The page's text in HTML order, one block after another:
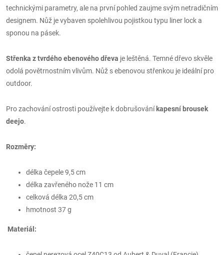
technickými parametry, ale na první pohled zaujme svým netradičním
designem. Nůž je vybaven spolehlivou pojistkou typu liner lock a
sponou na pásek.
Střenka z tvrdého ebenového dřeva je leštěná. Temné dřevo skvěle
odolá povětrnostním vlivům. Nůž s ebenovou střenkou je ideální pro
outdoor.
Pro zachování ostrosti používejte k dobrušování kapesní brousek
deejo.
Rozměry:
délka čepele 9,5 cm
délka zavřeného nože 11 cm
celková délka 20,5 cm
hmotnost 37 g
Materiál: